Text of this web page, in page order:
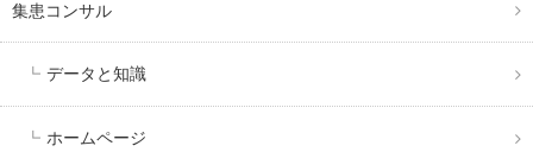
集患コンサル
データと知識
ホームページ